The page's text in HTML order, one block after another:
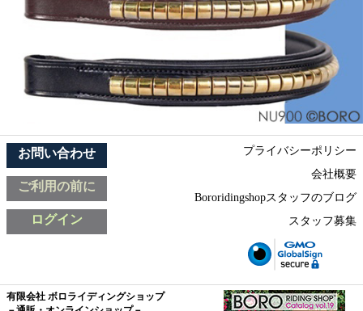
お問い合わせ
ご利用の前に
ログイン
プライバシーポリシー
会社概要
Bororidingshopスタッフのブログ
スタッフ募集
有限会社 ボロライディングショップ